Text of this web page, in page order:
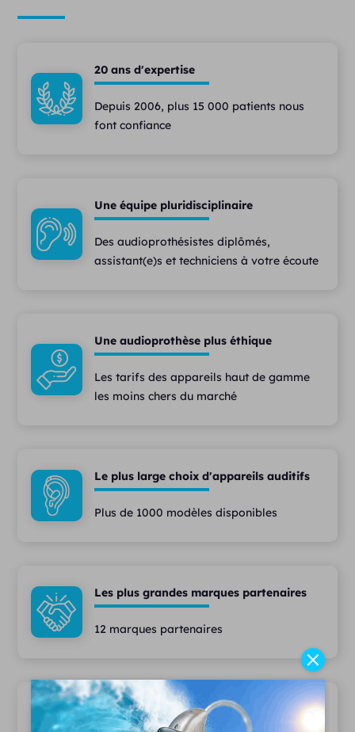
20 ans d'expertise
Depuis 2006, plus 15 000 patients nous
font confiance
Une équipe pluridisciplinaire
Des audioprothésistes diplômés,
assistant(e)s et techniciens à votre écoute
Une audioprothèse plus éthique
Les tarifs des appareils haut de gamme
les moins chers du marché
Le plus large choix d'appareils auditifs
Plus de 1000 modèles disponibles
Les plus grandes marques partenaires
12 marques partenaires
Des services haut de gamme